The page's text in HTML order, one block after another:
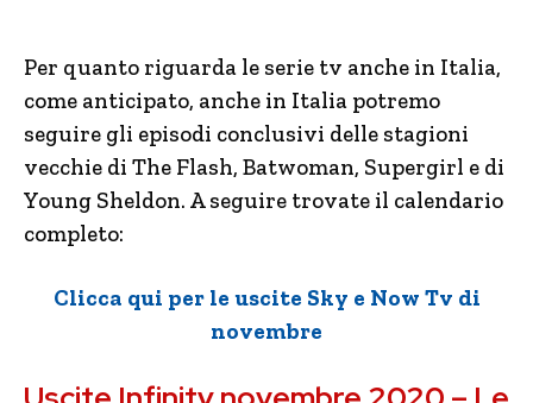
Per quanto riguarda le serie tv anche in Italia,
come anticipato, anche in Italia potremo
seguire gli episodi conclusivi delle stagioni
vecchie di The Flash, Batwoman, Supergirl e di
Young Sheldon. A seguire trovate il calendario
completo:
Clicca qui per le uscite Sky e Now Tv di
novembre